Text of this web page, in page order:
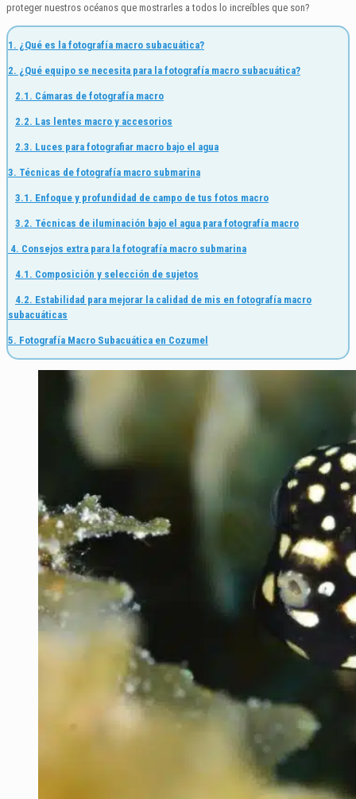
proteger nuestros océanos que mostrarles a todos lo increíbles que son?
1. ¿Qué es la fotografía macro subacuática?
2. ¿Qué equipo se necesita para la fotografía macro subacuática?
2.1. Cámaras de fotografía macro
2.2. Las lentes macro y accesorios
2.3. Luces para fotografiar macro bajo el agua
3. Técnicas de fotografía macro submarina
3.1. Enfoque y profundidad de campo de tus fotos macro
3.2. Técnicas de iluminación bajo el agua para fotografía macro
4. Consejos extra para la fotografía macro submarina
4.1. Composición y selección de sujetos
4.2. Estabilidad para mejorar la calidad de mis en fotografía macro
subacuáticas
5. Fotografía Macro Subacuática en Cozumel